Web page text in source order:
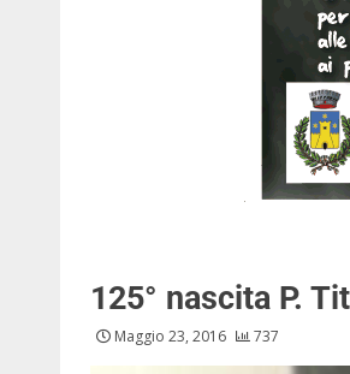
125° nascita P.
Maggio 23, 2016 737